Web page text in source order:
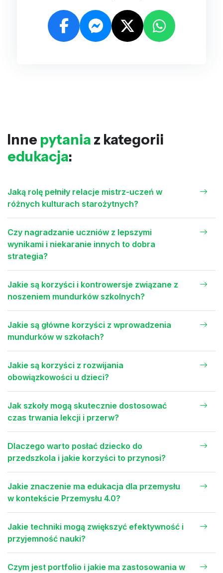
Inne pytania z kategorii
edukacja:
Jaką rolę pełniły relacje mistrz-uczeń w
różnych kulturach starożytnych?
Czy nagradzanie uczniów z lepszymi
wynikami i niekaranie innych to dobra
strategia?
Jakie są korzyści i kontrowersje związane z
noszeniem mundurków szkolnych?
Jakie są główne korzyści z wprowadzenia
mundurków w szkołach?
Jakie są korzyści z rozwijania
obowiązkowości u dzieci?
Jak szkoły mogą skutecznie dostosować
czas trwania lekcji i przerw?
Dlaczego warto posłać dziecko do
przedszkola i jakie korzyści to przynosi?
Jakie znaczenie ma edukacja dla przemysłu
w kontekście Przemysłu 4.0?
Jakie techniki mogą zwiększyć efektywność i
przyjemność nauki?
Czym jest portfolio i jakie ma zastosowania w